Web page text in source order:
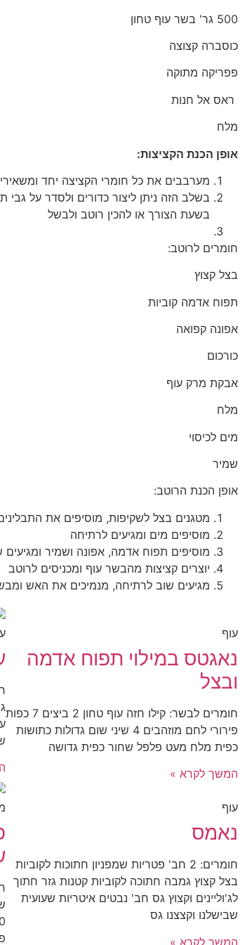
500 גר' בשר עוף טחון
כוסברה קצוצה
פפריקה מתוקה
ראס אל חנות
מלח
אופן הכנת הקציצות:
מערבבים את כל חומרי הקציצה יחד
בשלב הזה ניתן ליצור כדורים ולסדר על
בשעת הצורך או להכין רוטב ולבשל
חומרים לרוטב:
בצל קצוץ
תפוח אדמה קוביות
אפונה קפואה
כורכום
אבקת מרק עוף
מלח
מים לכיסוי
שמיר
אופן הכנת הרוטב:
מטגנים בצל לשקיפות, מוסיפים את
מוסיפים מים ומגיעים לרתיחה
מוסיפים תפוח אדמה, אפונה ושמיר
יוצרים קציצות מהבשר עוף ומכניסים לרוטב
מגיעים שוב לרתיחה, מנמיכים את האש
עוף
נאגטס במילוי תפוח אדמה
ובצל
חומרים לבשר: קילו חזה עוף טחון 2 ביצים 7 כפות
פירורי לחם מוזהבים 4 שיני שום גדולות כתושות
כפית מלח מעט פלפל שחור כפית גדושה
המשך לקרא »
עוף
נאמס
חומרים: 2 חב' פטריות שמפניון חתוכות לקוביות
בצל קצוץ גמבה חתוכה לקוביות קטנות גזר חתוך
לג'וליינים וקצוץ גס חב' נבטים איטריות שעועית
שבישלנו וקצצנו גס
המשך לקרא »